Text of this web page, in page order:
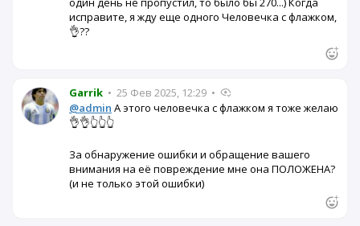
исправите, я жду еще одного Человечка с флажком,
👌??
Garrik • 25 Фев 2025, 12:29 •
@admin А этого человечка с флажком я тоже желаю
👌👌👆👆👆
За обнаружение ошибки и обращение вашего
внимания на её повреждение мне она ПОЛОЖЕНА?
(и не только этой ошибки)